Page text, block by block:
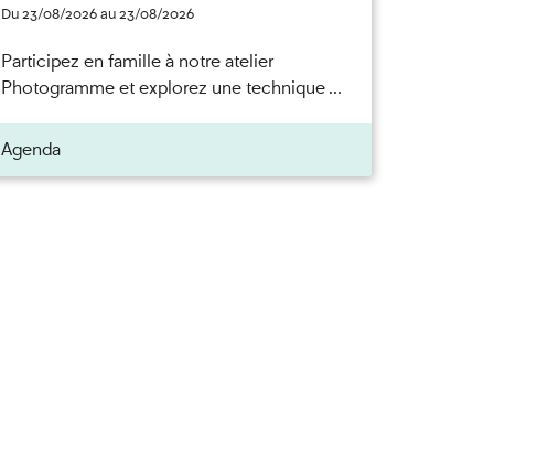
Du 23/08/2026 au 23/08/2026
Participez en famille à notre atelier
Photogramme et explorez une technique ...
Agenda